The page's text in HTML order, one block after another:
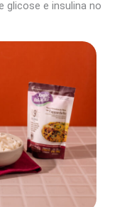
glicose e insulina no